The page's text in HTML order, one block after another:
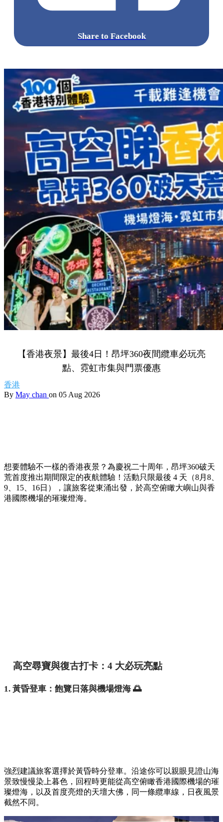
Share to Facebook
【香港夜景】最後4日！昂坪360夜間纜車必玩亮
點、霓虹市集與門票優惠
香港
By May chan on 05 Aug 2026
想要體驗不一樣的香港夜景？為慶祝二十周年，昂坪360破天
荒首度推出期間限定的夜航體驗！活動只限最後 4 天（8月8、
9、15、16日），讓旅客從東涌出發，於高空俯瞰大嶼山與香
港國際機場的璀璨燈海。
高空尋寶與復古打卡：4 大必玩亮點
1. 黃昏登車：飽覽日落與機場燈海 🌅
強烈建議旅客選擇於黃昏時分登車。沿途你可以親眼見證山海
景致慢慢染上暮色，回程時更能從高空俯瞰香港國際機場的璀
璨燈海，以及首度亮燈的天壇大佛，同一條纜車線，日夜風景
截然不同。